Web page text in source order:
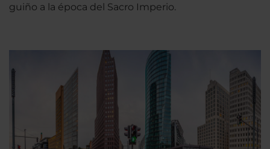
guiño a la época del Sacro Imperio.